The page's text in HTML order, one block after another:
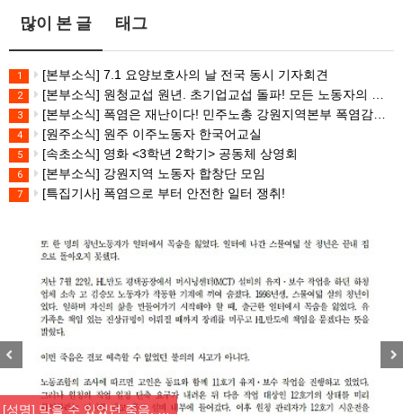
많이 본 글 태그
1 [본부소식] 7.1 요양보호사의 날 전국 동시 기자회견
2 [본부소식] 원청교섭 원년. 초기업교섭 돌파! 모든 노동자의 노동기본권 쟁취! 민주노총 7.15 총파업대회
3 [본부소식] 폭염은 재난이다! 민주노총 강원지역본부 폭염감시단 선포 기자회견
4 [원주소식] 원주 이주노동자 한국어교실
5 [속초소식] 영화 <3학년 2학기> 공동체 상영회
6 [본부소식] 강원지역 노동자 합창단 모임
7 [특집기사] 폭염으로 부터 안전한 일터 쟁취!
[성명] 막을 수 있었던 죽음, …